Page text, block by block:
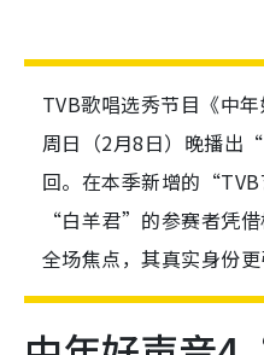
TVB歌唱选秀节目《中年
周日（2月8日）晚播出
回。在本季新增的
“白羊君”的参赛者凭
全场焦点，其真实身份更